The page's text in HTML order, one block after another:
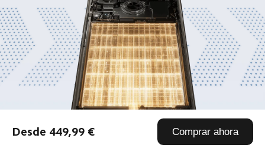
Desde 449,99 € Comprar ahora